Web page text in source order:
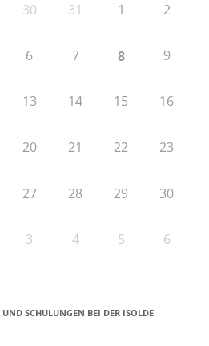
30 31 1 2
6 7 8 9
13 14 15 16
20 21 22 23
27 28 29 30
3 4 5 6
SCHULUNGEN BEI DER ISOLDE R